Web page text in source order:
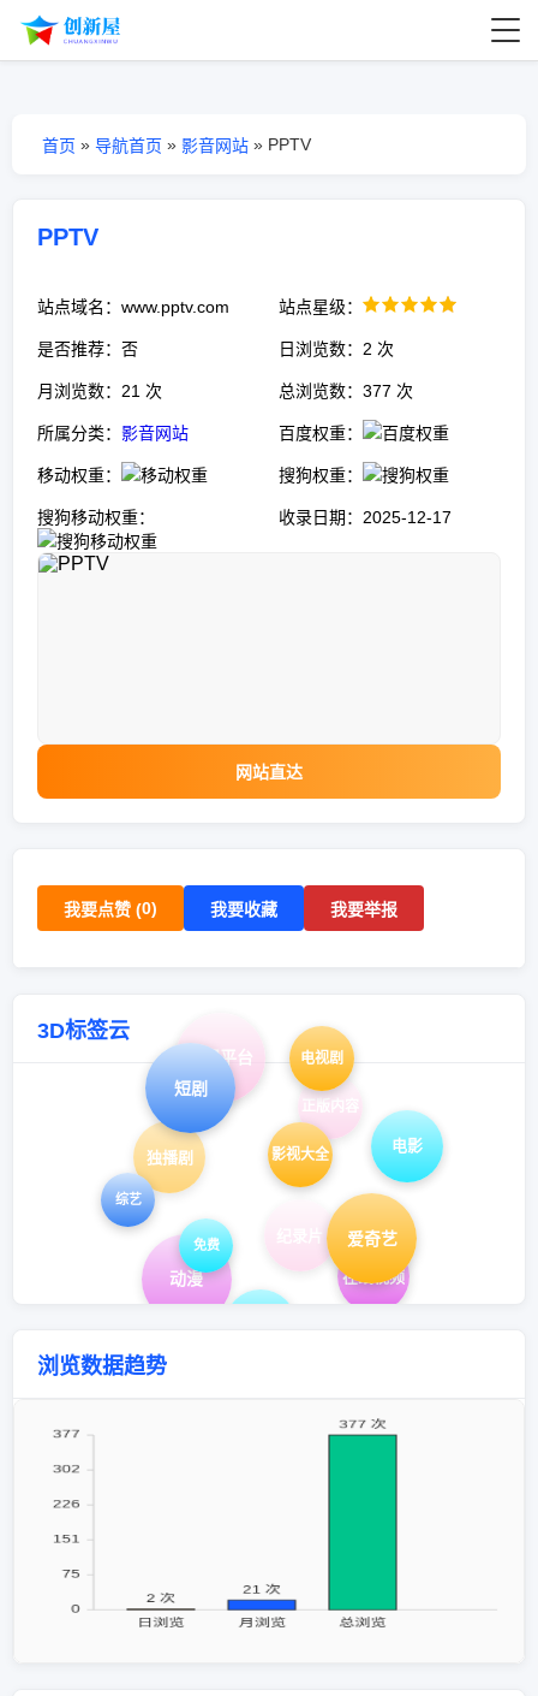
首页 » 导航首页 » 影音网站 » PPTV
PPTV
站点域名：www.pptv.com 站点星级：
是否推荐：否 日浏览数：2 次
月浏览数：21 次 总浏览数：377 次
所属分类： 影音网站 百度权重：
移动权重： 搜狗权重：
搜狗移动权重： 收录日期：2025-12-17
网站直达
我要点赞 (0) 我要收藏 我要举报
3D标签云
爱奇艺
影视大全
免费
在线视频
电影
电视剧
短剧
综艺
动漫
正版内容
影视平台
独播剧
浏览数据趋势